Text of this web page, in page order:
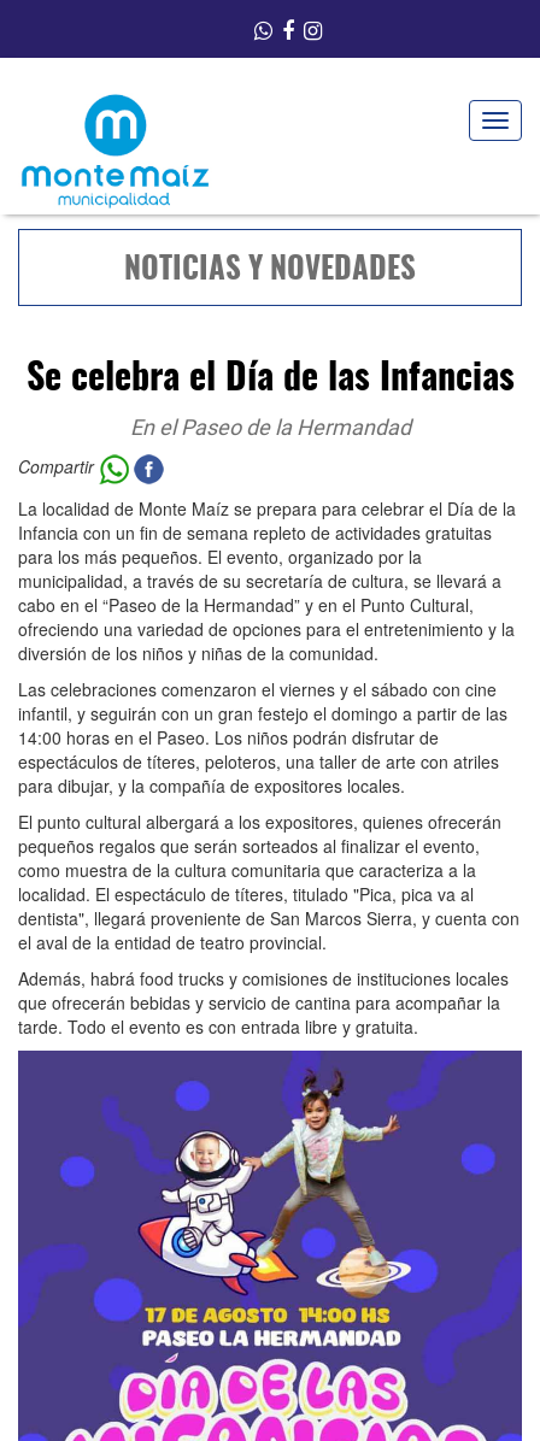
Toggle
NOTICIAS Y NOVEDADES
Se celebra el Día de las Infancias
En el Paseo de la Hermandad
Compartir
La localidad de Monte Maíz se prepara para celebrar el Día de la
Infancia con un fin de semana repleto de actividades gratuitas
para los más pequeños. El evento, organizado por la
municipalidad, a través de su secretaría de cultura, se llevará a
cabo en el “Paseo de la Hermandad” y en el Punto Cultural,
ofreciendo una variedad de opciones para el entretenimiento y la
diversión de los niños y niñas de la comunidad.
Las celebraciones comenzaron el viernes y el sábado con cine
infantil, y seguirán con un gran festejo el domingo a partir de las
14:00 horas en el Paseo. Los niños podrán disfrutar de
espectáculos de títeres, peloteros, una taller de arte con atriles
para dibujar, y la compañía de expositores locales.
El punto cultural albergará a los expositores, quienes ofrecerán
pequeños regalos que serán sorteados al finalizar el evento,
como muestra de la cultura comunitaria que caracteriza a la
localidad. El espectáculo de títeres, titulado "Pica, pica va al
dentista", llegará proveniente de San Marcos Sierra, y cuenta con
el aval de la entidad de teatro provincial.
Además, habrá food trucks y comisiones de instituciones locales
que ofrecerán bebidas y servicio de cantina para acompañar la
tarde. Todo el evento es con entrada libre y gratuita.